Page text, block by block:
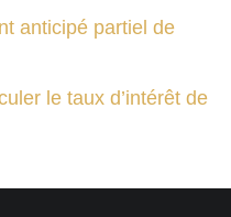
anticipé partiel de
le taux d’intérêt de